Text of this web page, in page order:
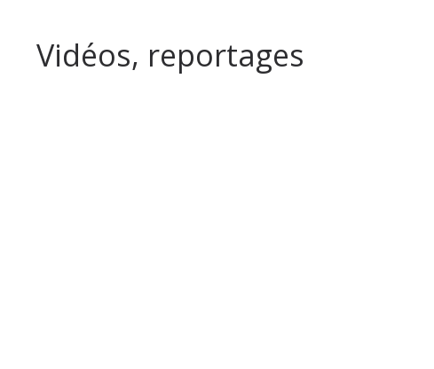
Vidéos, reportages